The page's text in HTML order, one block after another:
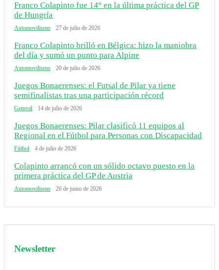
Franco Colapinto fue 14° en la última práctica del GP
de Hungría
Automovilismo 27 de julio de 2026
Franco Colapinto brilló en Bélgica: hizo la maniobra
del día y sumó un punto para Alpine
Automovilismo 20 de julio de 2026
Juegos Bonaerenses: el Futsal de Pilar ya tiene
semifinalistas tras una participación récord
General 14 de julio de 2026
Juegos Bonaerenses: Pilar clasificó 11 equipos al
Regional en el Fútbol para Personas con Discapacidad
Fútbol 4 de julio de 2026
Colapinto arrancó con un sólido octavo puesto en la
primera práctica del GP de Austria
Automovilismo 26 de junio de 2026
Newsletter